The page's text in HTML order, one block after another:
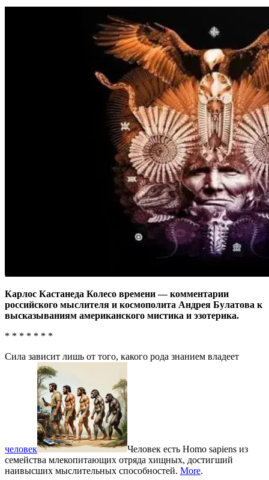
Карлос Кастанеда Колесо времени — комментарии
российского мыслителя и космополита Андрея Булатова к
высказываниям американского мистика и эзотерика.
* * * * * * *
Сила зависит лишь от того, какого рода знанием владеет
человек
Человек есть Homo sapiens из
семейства млекопитающих отряда хищных, достигший
наивысших мыслительных способностей. More.